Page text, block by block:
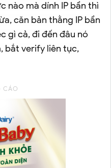
nào mà dính IP bẩn thì
căn bản thằng IP bẩn
gì cả, đi đến đâu nó
bắt verify liên tục,